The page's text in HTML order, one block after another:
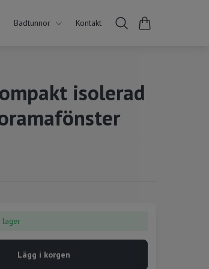
Badtunnor Kontakt
isolerad
lager
Lägg i korgen